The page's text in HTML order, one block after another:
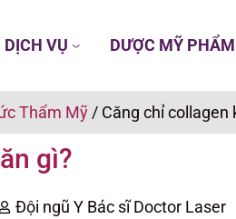
DỊCH VỤ DƯỢC MỸ PHẨM
Thẩm Mỹ / Căng chỉ collagen
gì?
Đội ngũ Y Bác sĩ Doctor Laser